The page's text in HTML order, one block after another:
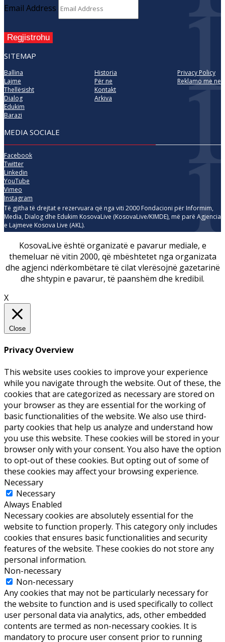
Email Address
Regjistrohu
SITEMAP
Ballina
Lajme
Thellësisht
Dialog
Edukim
Barazi
Historia
Për ne
Kontakt
Arkiva
Privacy Policy
Reklamo me ne
MEDIA SOCIALE
Facebook
Twitter
Linkedin
YouTube
Vimeo
Instagram
Të gjitha të drejtat e rezervuara që nga viti 2000 Fondacioni për Informim,
Media, Dialog dhe Edukim KosovaLive (KosovaLive/KIMDE), më parë Agjencia
e Lajmeve Kosova Live (AKL).
KosovaLive është organizatë e pavarur mediale, e
themeluar në vitin 2000, që mbështetet nga organizata
dhe agjenci ndërkombëtare të cilat vlerësojnë gazetarinë
dhe shtypin e pavarur, të paanshëm dhe kredibil.
X
Close
Privacy Overview
This website uses cookies to improve your experience
while you navigate through the website. Out of these, the
cookies that are categorized as necessary are stored on
your browser as they are essential for the working of
basic functionalities of the website. We also use third-
party cookies that help us analyze and understand how
you use this website. These cookies will be stored in your
browser only with your consent. You also have the option
to opt-out of these cookies. But opting out of some of
these cookies may affect your browsing experience.
Necessary
Necessary
Always Enabled
Necessary cookies are absolutely essential for the
website to function properly. This category only includes
cookies that ensures basic functionalities and security
features of the website. These cookies do not store any
personal information.
Non-necessary
Non-necessary
Any cookies that may not be particularly necessary for
the website to function and is used specifically to collect
user personal data via analytics, ads, other embedded
contents are termed as non-necessary cookies. It is
mandatory to procure user consent prior to running